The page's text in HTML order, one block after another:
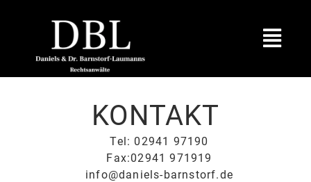
KONTAKT
Tel: 02941 97190
Fax:02941 971919
info@daniels-barnstorf.de